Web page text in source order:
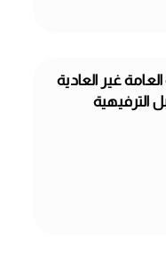
إفصاح  عن نتائج اجتماع الجمعية العامة غير العادية
(المؤجلة) لشركة طفل المستقبل الترفيهية